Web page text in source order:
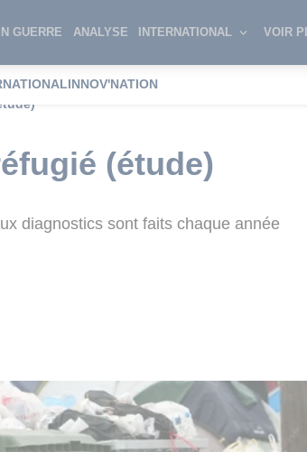
GUERRE ANALYSE INTERNATIONAL VOIR
INNOV'NATION
(étude)
diagnostics sont faits chaque année